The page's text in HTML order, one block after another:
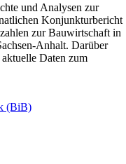
und Analysen zur
Konjunkturbericht
zur Bauwirtschaft in
Anhalt. Darüber
Daten zum
(BiB)